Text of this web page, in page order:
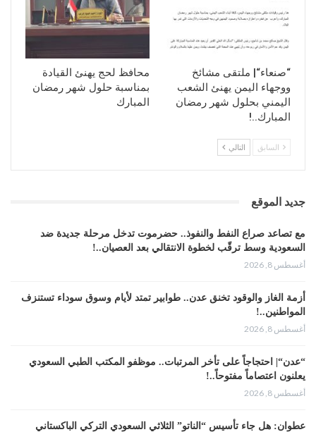
“صنعاء“| ملتقى مشائخ
ووجهاء اليمن يهنئ الشعب
اليمني بحلول شهر رمضان
المبارك..!
محافظ لحج يهنئ القيادة
بمناسبة حلول شهر رمضان
المبارك
السابق التالي
جديد الموقع
مع تصاعد صراع النفط والنفوذ.. حضرموت تدخل مرحلة جديدة ضد
السعودية وسط ترقّب لخطوة الانتقالي بعد العصيان..!
أغسطس 8, 2026
أزمة الغاز والوقود تخنق عدن.. طوابير تمتد لأيام وسوق سوداء تستنزف
المواطنين..!
أغسطس 8, 2026
“عدن“| احتجاجاً على تأخر المرتبات.. موظفو المكتب الطبي السعودي
يعلنون اعتصاماً مفتوحاً..!
أغسطس 8, 2026
عطوان: هل جاء تأسيس “الناتو” الثلاثي السعودي التركي الباكستاني